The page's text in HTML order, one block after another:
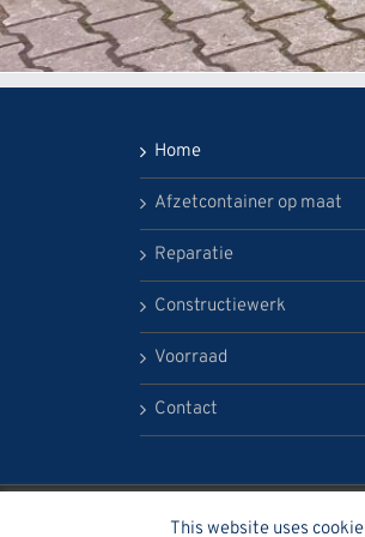
Home
Afzetcontainer op maat
Reparatie
Constructiewerk
Voorraad
Contact
© Container Bouw Noord BV
This website uses